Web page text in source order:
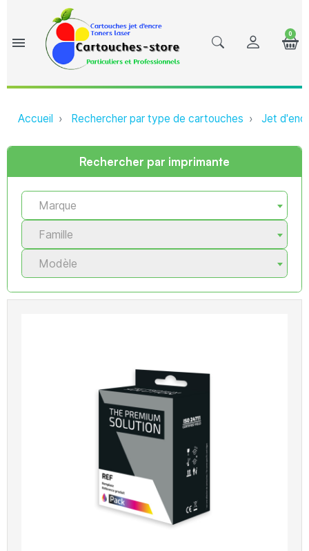
menu
0
Accueil Rechercher par type de cartouches Jet
Rechercher par imprimante
Marque
Famille
Modèle